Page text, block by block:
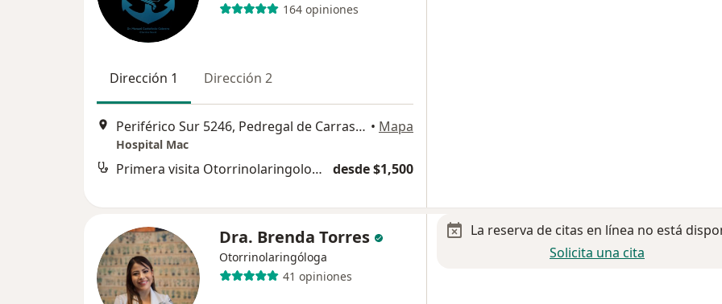
164 opiniones
Dirección 1 Dirección 2
Periférico Sur 5246, Pedregal de Carrasco, Coyoacán., Coyoacán • Mapa
Hospital Mac
Primera visita Otorrinolaringología desde $1,500
Dra. Brenda Torres
Otorrinolaringóloga
41 opiniones
La reserva de citas en línea no está
Solicita una cita